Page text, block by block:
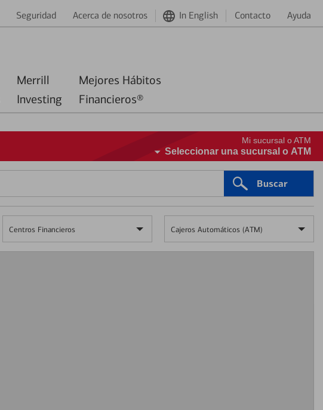
Seguridad Acerca de nosotros In English Contacto Ayuda
Merrill
Investing
Mejores Hábitos
Financieros®
Mi sucursal o ATM
Seleccionar una sucursal o ATM
Buscar
Centros Financieros Cajeros Automáticos (ATM)